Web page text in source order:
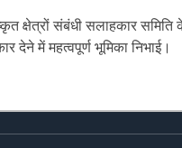
क्षेत्रों संबंधी सलाहकार
में महत्वपूर्ण भूमिका निभाई।